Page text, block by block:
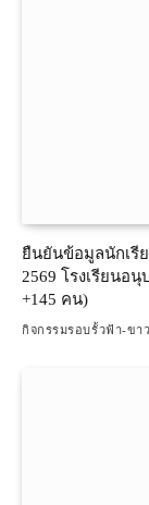
ยืนยันข้อมูลนักเรี
2569 โรงเรียนอ
+145 คน)
กิจกรรมรอบรั้วฟ้า-ขาว